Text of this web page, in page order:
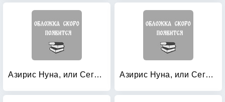
Азирис Нуна, или Сегодня, мама! Азирис Нуна, или Сегодня, мама!